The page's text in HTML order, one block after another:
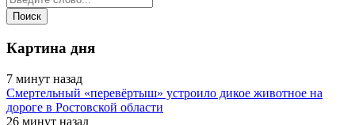
Картина дня
7 минут назад
Смертельный «перевёртыш» устроило дикое животное на
дороге в Ростовской области
26 минут назад